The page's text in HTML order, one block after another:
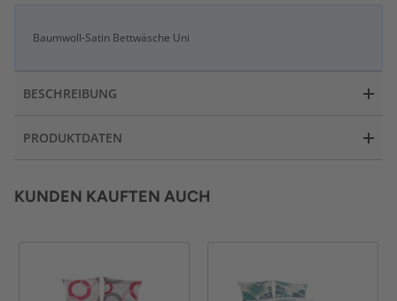
Baumwoll-Satin Bettwäsche Uni
BESCHREIBUNG
PRODUKTDATEN
KUNDEN KAUFTEN AUCH